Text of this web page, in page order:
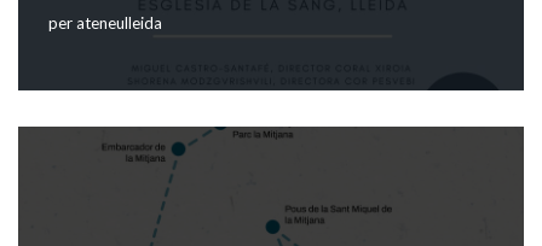
perateneulleida